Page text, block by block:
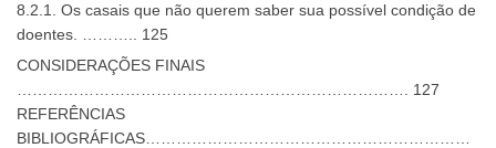
8.2.1. Os casais que não querem saber sua possível condição de
doentes. ……….. 125
CONSIDERAÇÕES FINAIS
…………………………………………………………………. 127
REFERÊNCIAS
BIBLIOGRÁFICAS………………………………………………………